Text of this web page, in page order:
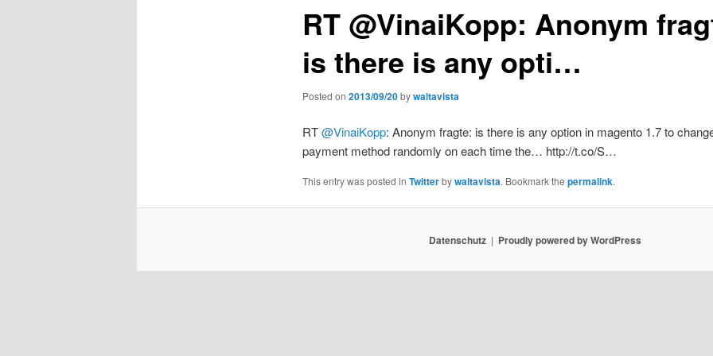
RT @VinaiKopp: Anonym
is there is any opti…
Posted on 2013/09/20bywaltavista
RT@VinaiKopp: Anonym fragte: is there is any option in magento 1.7 to
payment method randomly on each time the… http://t.co/S…
This entry was posted in Twitterbywaltavista. Bookmark the permalink.
Datenschutz Proudly powered by WordPress